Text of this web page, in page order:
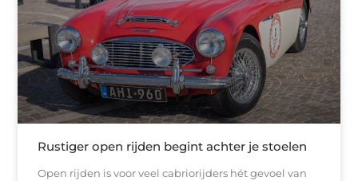
Rustiger open rijden begint achter je stoelen
Open rijden is voor veel cabriorijders hét gevoel van